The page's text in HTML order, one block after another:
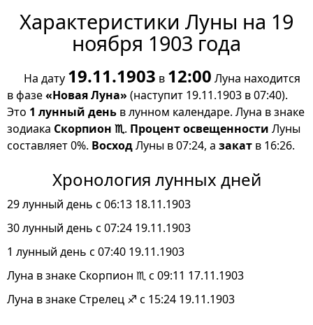
Характеристики Луны на 19
ноября 1903 года
На дату 19.11.1903 в 12:00 Луна находится
в фазе«Новая Луна»(наступит 19.11.1903 в 07:40).
Это 1 лунный день в лунном календаре. Луна в знаке
зодиака Скорпион ♏. Процент освещенности Луны
составляет 0%. ВосходЛуны в 07:24, а закат в 16:26.
Хронология лунных дней
29 лунный день с 06:13 18.11.1903
30 лунный день с 07:24 19.11.1903
1 лунный день с 07:40 19.11.1903
Луна в знаке Скорпион ♏ с 09:11 17.11.1903
Луна в знаке Стрелец ♐ с 15:24 19.11.1903